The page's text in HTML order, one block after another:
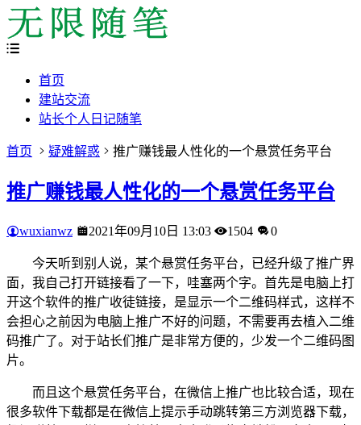
首页
建站交流
站长个人日记随笔
首页 疑难解惑 推广赚钱最人性化的一个悬赏任务平台
推广赚钱最人性化的一个悬赏任务平台
wuxianwz 2021年09月10日 13:03 1504 0
今天听到别人说，某个悬赏任务平台，已经升级了推广界
面，我自己打开链接看了一下，哇塞两个字。首先是电脑上打
开这个软件的推广收徒链接，是显示一个二维码样式，这样不
会担心之前因为电脑上推广不好的问题，不需要再去植入二维
码推广了。对于站长们推广是非常方便的，少发一个二维码图
片。
而且这个悬赏任务平台，在微信上推广也比较合适，现在
很多软件下载都是在微信上提示手动跳转第三方浏览器下载，